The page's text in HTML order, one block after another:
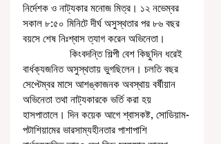
নির্দেশক ও নাট্যকার মনোজ মিত্র। ১২ নভেম্বর
সকাল ৮:৫০ মিনিটে দীর্ঘ অসুস্থতার পর ৮৬ বছর
বয়সে শেষ নিঃশ্বাস ত্যাগ করেন অভিনেতা।
বার্ধক্যজনিত অসুস্থতায় ভুগছিলেন। চলতি বছর
সেপ্টেম্বর মাসে আশঙ্কাজনক অবস্থায় বর্ষীয়ান
অভিনেতা তথা নাট্যকারকে ভর্তি করা হয়
হাসপাতালে। দিন কয়েক আগে শ্বাসকষ্ট, সোডিয়াম-
পটাশিয়ামের ভারসাম্যহীনতার পাশাপাশি